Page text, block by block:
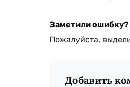
Заметили ошибку?
Пожалуйста,
Добавить